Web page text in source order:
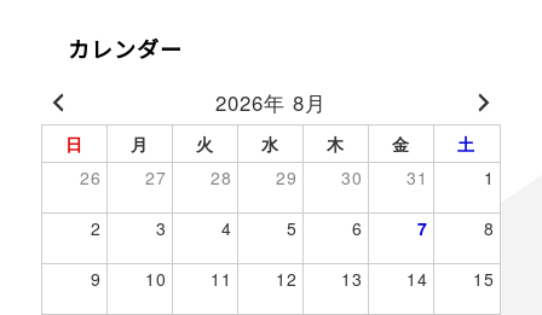
カレンダー
2026年 8月
日 月 火 水 木 金
土
26
27 28 29 30 31 1
2 3 4 5 6 7 8
9 10 11 12 13 14 15